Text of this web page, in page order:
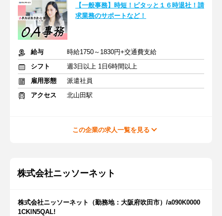
【一般事務】時短！ピタッと１６時退社！請
求業務のサポートなど！
給与
時給1750～1830円+交通費支給
シフト
週3日以上 1日6時間以上
雇用形態
派遣社員
アクセス
北山田駅
この企業の求人一覧を見る
株式会社ニッソーネット
株式会社ニッソーネット（勤務地：大阪府吹田市）/a090K0000
1CKlN5QAL!